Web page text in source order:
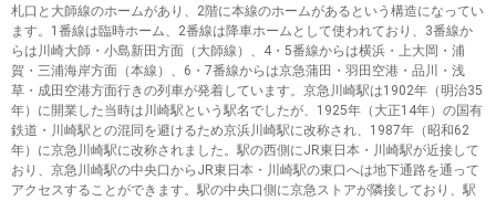
札口と大師線のホームがあり、2階に本線のホームがあるという構造になってい
ます。1番線は臨時ホーム、2番線は降車ホームとして使われており、3番線か
らは川崎大師・小島新田方面（大師線）、4・5番線からは横浜・上大岡・浦
賀・三浦海岸方面（本線）、6・7番線からは京急蒲田・羽田空港・品川・浅
草・成田空港方面行きの列車が発着しています。京急川崎駅は1902年（明治35
年）に開業した当時は川崎駅という駅名でしたが、1925年（大正14年）の国有
鉄道・川崎駅との混同を避けるため京浜川崎駅に改称され、1987年（昭和62
年）に京急川崎駅に改称されました。駅の西側にJR東日本・川崎駅が近接して
おり、京急川崎駅の中央口からJR東日本・川崎駅の東口へは地下通路を通って
アクセスすることができます。駅の中央口側に京急ストアが隣接しており、駅